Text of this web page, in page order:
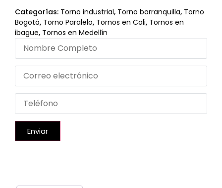
Categorías: Torno industrial, Torno barranquilla, Torno
Bogotá, Torno Paralelo, Tornos en Cali, Tornos en
ibague, Tornos en Medellín
Enviar